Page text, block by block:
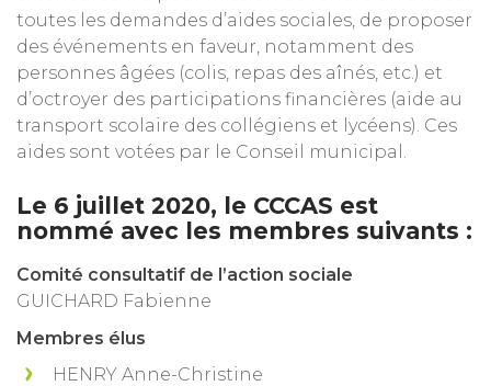
toutes les demandes d’aides sociales, de proposer
des événements en faveur, notamment des
personnes âgées (colis, repas des aînés, etc.) et
d’octroyer des participations financières (aide au
transport scolaire des collégiens et lycéens). Ces
aides sont votées par le Conseil municipal.
Le 6 juillet 2020, le CCCAS est
nommé avec les membres suivants :
Comité consultatif de l’action sociale
GUICHARD Fabienne
Membres élus
HENRY Anne-Christine